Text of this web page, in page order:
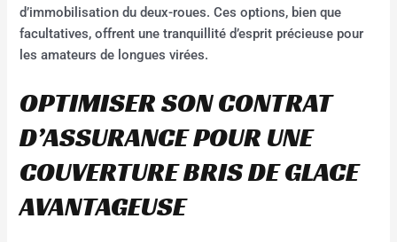
d’immobilisation du deux-roues. Ces options, bien que
facultatives, offrent une tranquillité d’esprit précieuse pour
les amateurs de longues virées.
OPTIMISER SON CONTRAT
D’ASSURANCE POUR UNE
COUVERTURE BRIS DE GLACE
AVANTAGEUSE